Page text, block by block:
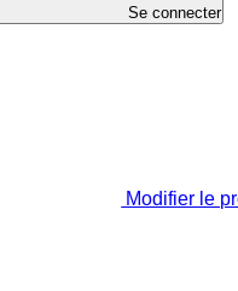
Se connecter
Modifier le